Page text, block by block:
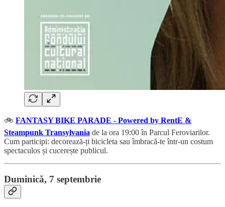
🚲 FANTASY BIKE PARADE - Powered by RentE &
Steampunk Transylvania de la ora 19:00 în Parcul Feroviarilor.
Cum participi: decorează-ți bicicleta sau îmbracă-te într-un costum
spectaculos și cucerește publicul.
Duminică, 7 septembrie